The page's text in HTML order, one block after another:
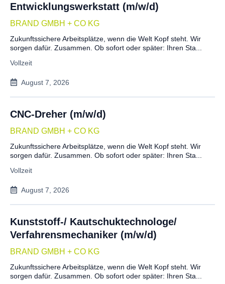
Entwicklungswerkstatt (m/w/d)
BRAND GMBH + CO KG
Vollzeit
Zukunftssichere Arbeitsplätze, wenn die Welt Kopf steht. Wir
sorgen dafür. Zusammen. Ob sofort oder später: Ihren Sta...
August 7, 2026
CNC-Dreher (m/w/d)
BRAND GMBH + CO KG
Vollzeit
Zukunftssichere Arbeitsplätze, wenn die Welt Kopf steht. Wir
sorgen dafür. Zusammen. Ob sofort oder später: Ihren Sta...
August 7, 2026
Kunststoff-/ Kautschuktechnologe/
Verfahrensmechaniker (m/w/d)
BRAND GMBH + CO KG
Zukunftssichere Arbeitsplätze, wenn die Welt Kopf steht. Wir
sorgen dafür. Zusammen. Ob sofort oder später: Ihren Sta...